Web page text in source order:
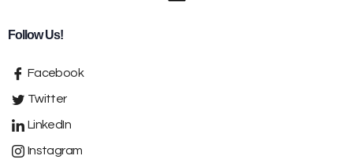
Follow Us!
Facebook
Twitter
LinkedIn
Instagram